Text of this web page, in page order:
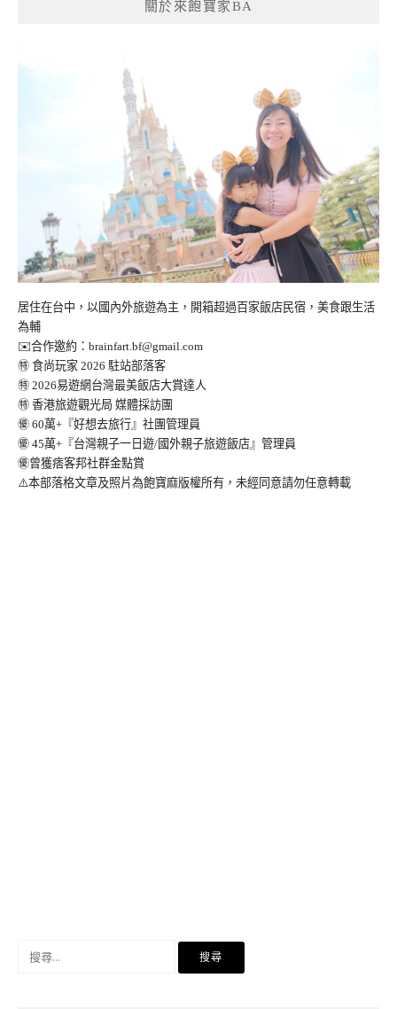
關於來飽寶家BA
居住在台中，以國內外旅遊為主，開箱超過百家飯店民宿，美食跟生活
為輔
✉️合作邀約： brainfart.bf@gmail.com
㊕ 食尚玩家 2026 駐站部落客
㊕ 2026易遊網台灣最美飯店大賞達人
㊕ 香港旅遊觀光局 媒體採訪團
㊝ 60萬+『好想去旅行』社團管理員
㊝ 45萬+『台灣親子一日遊/國外親子旅遊飯店』管理員
㊝曾獲痞客邦社群金點賞
⚠️本部落格文章及照片為飽寶麻版權所有，未經同意請勿任意轉載